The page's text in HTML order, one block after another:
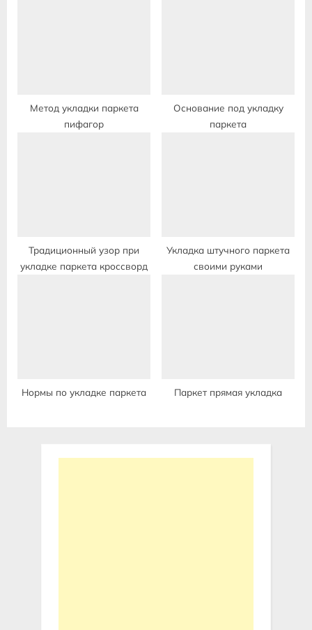
Метод укладки паркета
пифагор
Основание под укладку
паркета
Традиционный узор при
укладке паркета кроссворд
Укладка штучного паркета
своими руками
Нормы по укладке паркета Паркет прямая укладка